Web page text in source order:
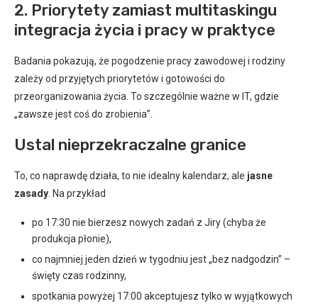
2. Priorytety zamiast multitaskingu
integracja życia i pracy w praktyce
Badania pokazują, że pogodzenie pracy zawodowej i rodziny
zależy od przyjętych priorytetów i gotowości do
przeorganizowania życia. To szczególnie ważne w IT, gdzie
„zawsze jest coś do zrobienia”.
Ustal nieprzekraczalne granice
To, co naprawdę działa, to nie idealny kalendarz, ale jasne
zasady . Na przykład
po 17:30 nie bierzesz nowych zadań z Jiry (chyba że
produkcja płonie),
co najmniej jeden dzień w tygodniu jest „bez nadgodzin” –
święty czas rodzinny,
spotkania powyżej 17:00 akceptujesz tylko w wyjątkowych